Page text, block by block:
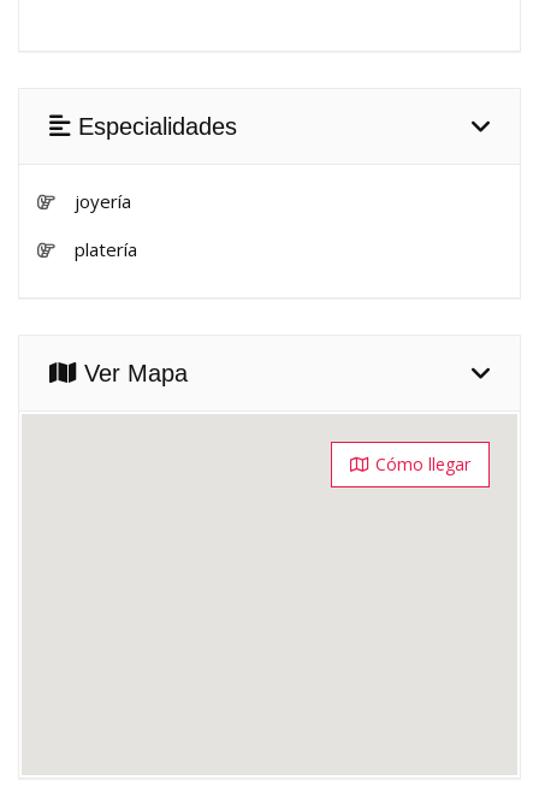
Especialidades
joyería
platería
Ver Mapa
Cómo llegar